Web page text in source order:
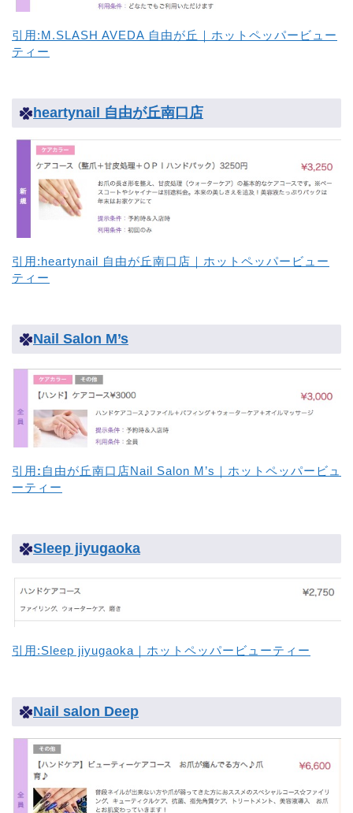
引用:M.SLASH AVEDA 自由が丘｜ホットペッパービュー
ティー
heartynail 自由が丘南口店
引用:heartynail 自由が丘南口店｜ホットペッパービュー
ティー
Nail Salon M’s
引用: 自由が丘南口店Nail Salon M’s｜ホットペッパービュ
ーティー
Sleep jiyugaoka
引用:Sleep jiyugaoka｜ホットペッパービューティー
Nail salon Deep